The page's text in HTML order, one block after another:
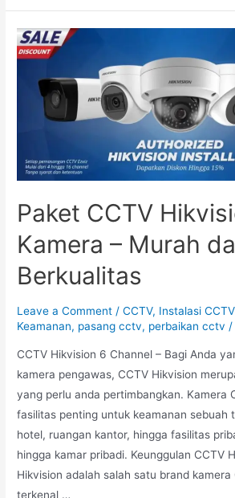
Paket CCTV
Kamera – Murah
Berkualitas
Leave a Comment /CCTV, Instalasi
Keamanan, pasang cctv, perbaikan cctv
CCTV Hikvision 6 Channel – Bagi Anda
kamera pengawas, CCTV Hikvision
yang perlu anda pertimbangkan. Kamera
fasilitas penting untuk keamanan sebuah
hotel, ruangan kantor, hingga fasilitas
hingga kamar pribadi. Keunggulan CCTV
Hikvision adalah salah satu brand
terkenal …